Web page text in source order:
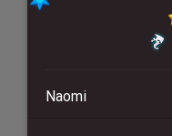
Naomi